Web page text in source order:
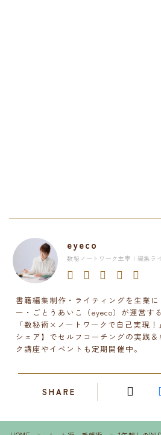
eyeco
数秘ノートワーク主宰 | 編集ラ
書籍編集制作・ライティングを生業
ー・ごとうあいこ（eyeco）が運営す
「数秘術×ノートワークで自己実現
シェア】でセルフコーチングの実践
ク講座やイベントも定期開催中。
SHARE